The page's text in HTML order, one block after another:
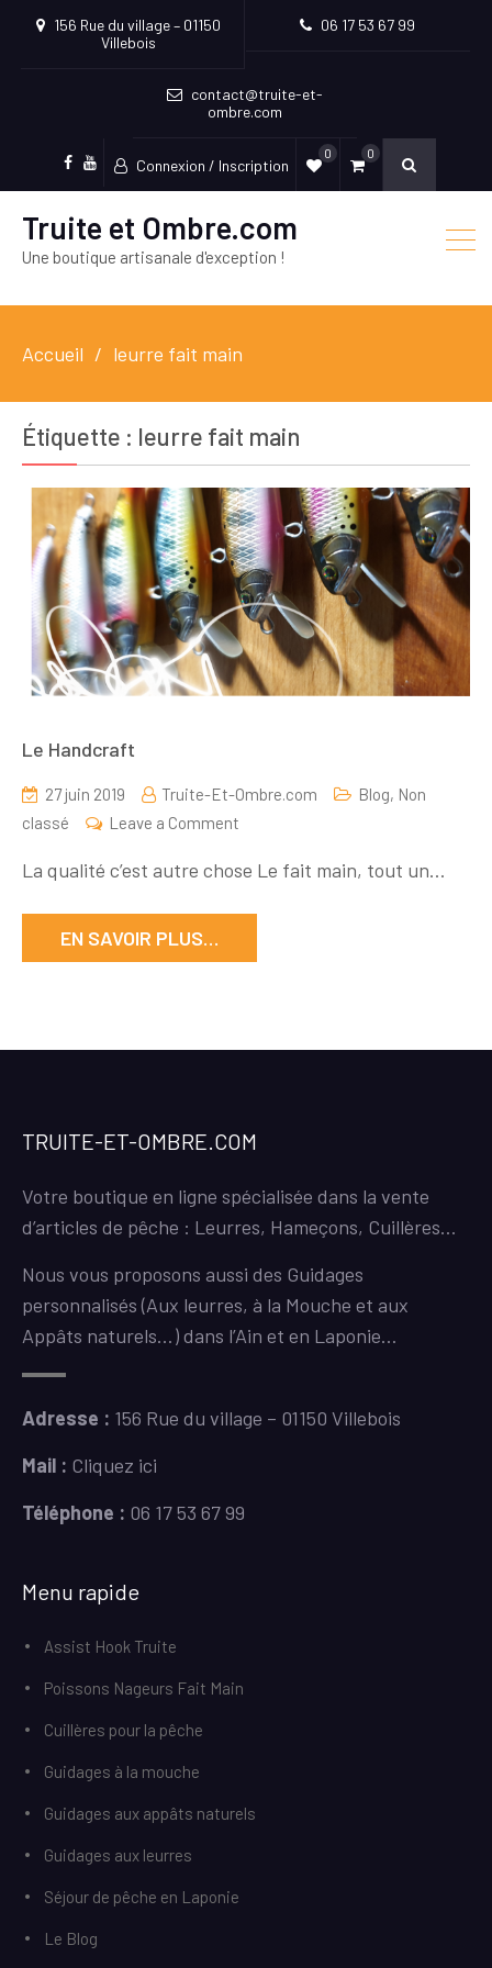
156 Rue du village – 01150
Villebois
06 17 53 67 99
contact@truite-et-
ombre.com
Facebook
Youtube
Connexion / Inscription
0 0
Truite et Ombre.com
Une boutique artisanale d'exception !
Accueil leurre fait main
Étiquette : leurre fait main
Le Handcraft
27 juin 2019 Truite-Et-Ombre.com Blog, Non
classé
Leave a Comment
Handcraft
La qualité c’est autre chose Le fait main, tout un…
EN SAVOIR PLUS…
TRUITE-ET-OMBRE.COM
Votre boutique en ligne spécialisée dans la vente
d’articles de pêche : Leurres, Hameçons, Cuillères…
Nous vous proposons aussi des Guidages
personnalisés (Aux leurres, à la Mouche et aux
Appâts naturels…) dans l’Ain et en Laponie…
Adresse : 156 Rue du village – 01150 Villebois
Mail : Cliquez ici
Téléphone : 06 17 53 67 99
Menu rapide
Assist Hook Truite
Poissons Nageurs Fait Main
Cuillères pour la pêche
Guidages à la mouche
Guidages aux appâts naturels
Guidages aux leurres
Séjour de pêche en Laponie
Le Blog